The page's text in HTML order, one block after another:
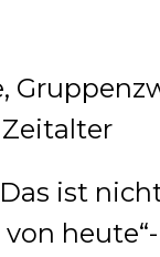
ist